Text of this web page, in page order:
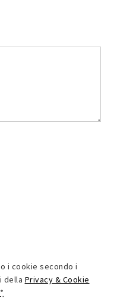
i cookie secondo i
della Privacy & Cookie
*